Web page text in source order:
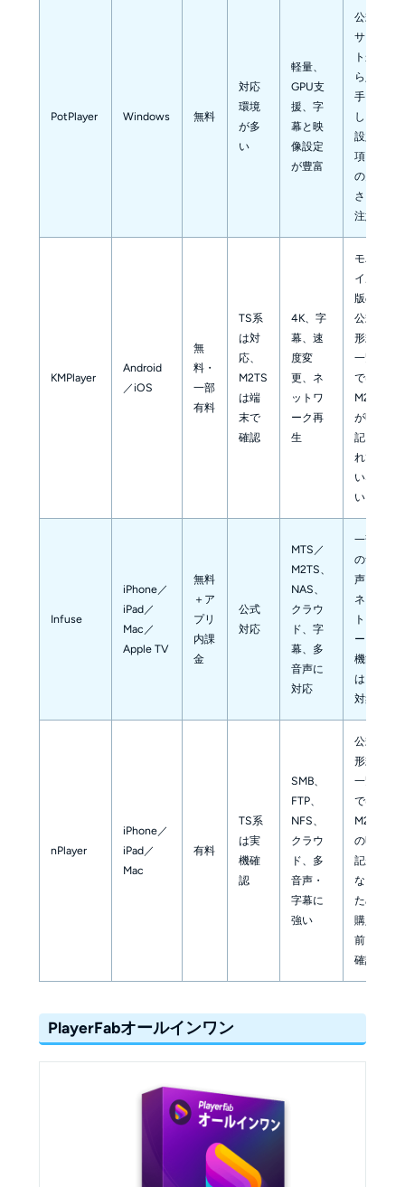
PotPlayer Windows 無料
対応
環境
が多
い
軽量、
GPU支
援、字
幕と映
像設定
が豊富
公式
サイ
トか
ら入
手
し、
設定
項目
の多
さに
注意
KMPlayer
Android
／iOS
無
料・
一部
有料
TS系
は対
応、
M2TS
は端
末で
確認
4K、字
幕、速
度変
更、ネ
ットワ
ーク再
生
モバ
イル
版の
公式
形式
一覧
では
M2TS
が明
記さ
れて
いな
い
Infuse
iPhone／
iPad／
Mac／
Apple TV
無料
＋ア
プリ
内課
金
公式
対応
MTS／
M2TS、
NAS、
クラウ
ド、字
幕、多
音声に
対応
一部
の音
声・
ネッ
トワ
ーク
機能
はPro
対象
nPlayer
iPhone／
iPad／
Mac
有料
TS系
は実
機確
認
SMB、
FTP、
NFS、
クラウ
ド、多
音声・
字幕に
強い
公式
形式
一覧
では
M2TS
の明
記が
ない
ため
購入
前に
確認
PlayerFabオールインワン